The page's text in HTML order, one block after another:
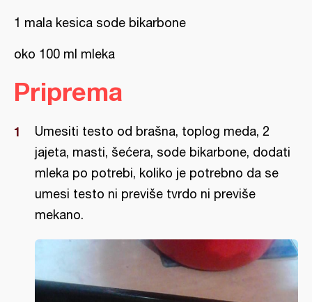
1 mala kesica sode bikarbone
oko 100 ml mleka
Priprema
Umesiti testo od brašna, toplog meda, 2
jajeta, masti, šećera, sode bikarbone, dodati
mleka po potrebi, koliko je potrebno da se
umesi testo ni previše tvrdo ni previše
mekano.